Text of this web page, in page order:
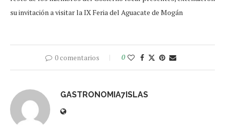
su invitación a visitar la IX Feria del Aguacate de Mogán
0 comentarios 0
GASTRONOMIA7ISLAS